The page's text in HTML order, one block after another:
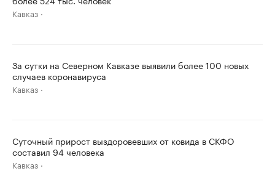
Кавказ
За сутки на Северном Кавказе выявили более 100 новых
случаев коронавируса
Кавказ
Суточный прирост выздоровевших от ковида в СКФО
составил 94 человека
Кавказ